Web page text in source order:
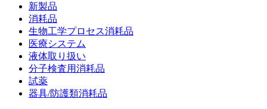
新製品
消耗品
生物工学プロセス消耗品
医療システム
液体取り扱い
分子検査用消耗品
試薬
器具/防護類消耗品